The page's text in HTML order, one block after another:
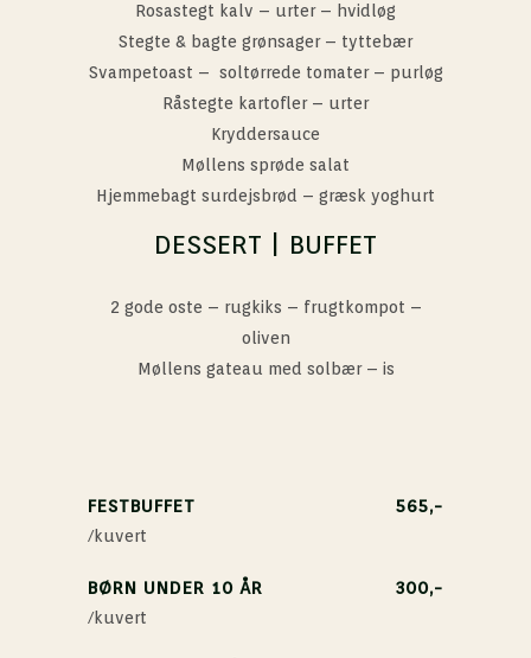
Rosastegt kalv – urter – hvidløg
Stegte & bagte grønsager – tyttebær
Svampetoast – soltørrede tomater – purløg
Råstegte kartofler – urter
Kryddersauce
Møllens sprøde salat
Hjemmebagt surdejsbrød – græsk yoghurt
DESSERT | BUFFET
2 gode oste – rugkiks – frugtkompot –
oliven
Møllens gateau med solbær – is
FESTBUFFET 565,-
/kuvert
BØRN UNDER 10 ÅR 300,-
/kuvert